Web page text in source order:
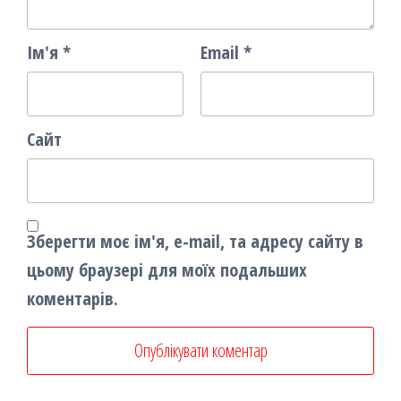
Ім'я * Email *
Сайт
Зберегти моє ім'я, e-mail, та адресу сайту в
цьому браузері для моїх подальших
коментарів.